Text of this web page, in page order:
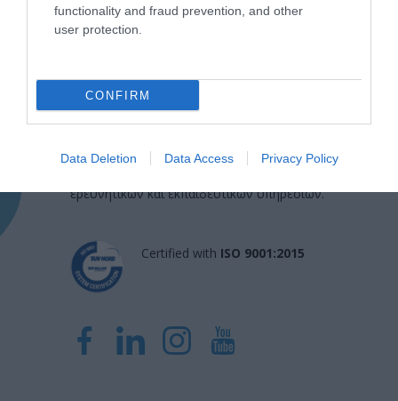
functionality and fraud prevention, and other
user protection.
CONFIRM
Data Deletion Data Access Privacy Policy
Η Μονάδα Ημερήσιας Νοσηλείας (Μ.Η.Ν)
Laservision, με 30ετή πορεία,
διαγνωστικών, θεραπευτικών,
ερευνητικών και εκπαιδευτικών υπηρεσιών.
Certified with ISO 9001:2015